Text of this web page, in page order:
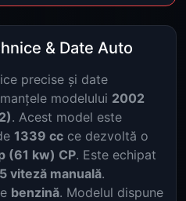
& Date Auto
precise și date
modelului 2002
. Acest model este
1339 cc ce dezvoltă o
(61 kw) CP. Este echipat
5 viteză manuală.
benzină. Modelul dispune